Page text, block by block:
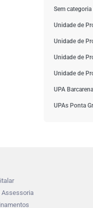
Sem categoria
Unidade de
Unidade de
Unidade de
Unidade de
UPA
UPAs Ponta
Assessoria